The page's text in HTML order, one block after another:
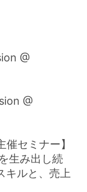
@
@
セミナー】
生み出し続
キルと、売上